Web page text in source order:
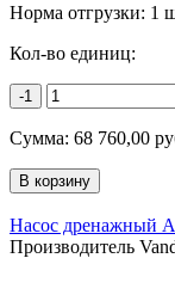
Норма отгрузки: 1
Кол-во единиц:
-1
Сумма: 68 760,00
Насос дренажный
Производитель